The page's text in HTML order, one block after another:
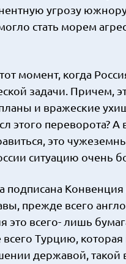
угрозу
стать морем
момент, когда
задачи. Причем,
и вражеские
этого переворота? А
это
ситуацию очень
подписана
прежде всего
всего- лишь
всего Турцию,
державой, такой